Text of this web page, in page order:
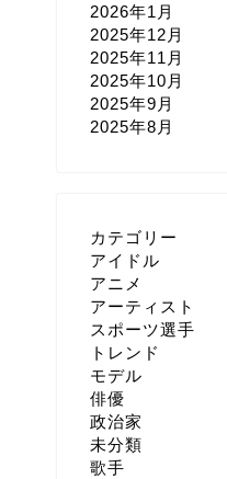
2026年1月
2025年12月
2025年11月
2025年10月
2025年9月
2025年8月
カテゴリー
アイドル
アニメ
アーティスト
スポーツ選手
トレンド
モデル
俳優
政治家
未分類
歌手